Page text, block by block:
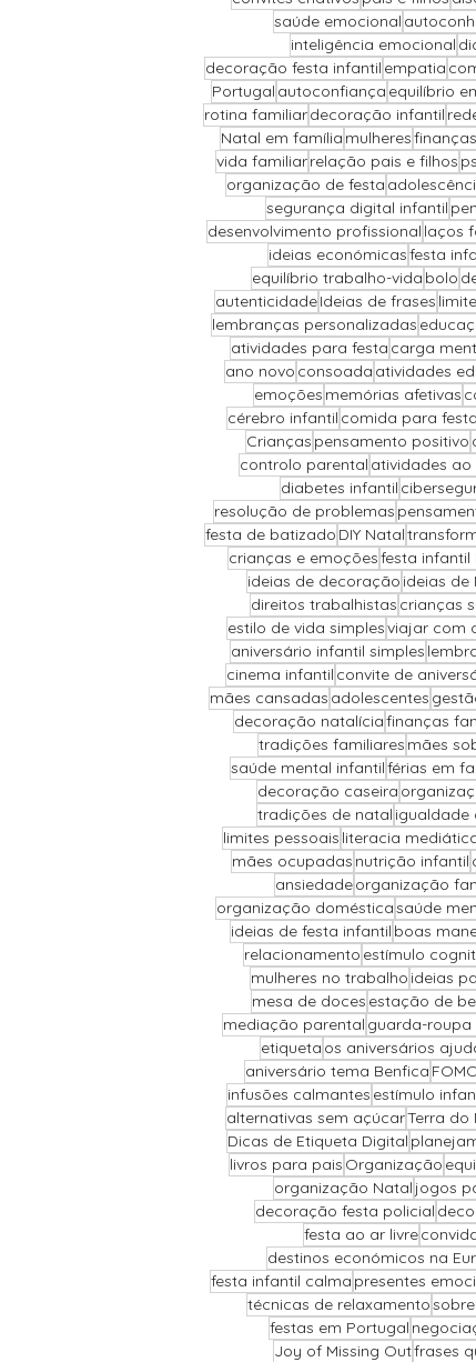
saúde emocional
inteligência emocional
decoração festa infantil empatia
Portugal autoconfiança equilíbrio
rotina familiardecoração infantil
Natal em família mulheres
vida familiarrelação pais e filhos
organização de festa
segurança digital infantil
desenvolvimento profissional laços
ideias económicasfesta
equilíbrio trabalho-vida bolo
autenticidadeIdeias de frases
lembranças personalizadas
atividades para festa carga
ano novo consoada atividades
emoções memórias afetivas
cérebro infantil comida para
Crianças pensamento positivo
controlo parental atividades ao
diabetes infantil
resolução de problemas
festa de batizado DIY Natal
crianças e emoçõesfesta infantil
ideias de decoração ideias de
direitos trabalhistas crianças
estilo de vida simplesviajar com
aniversário infantil simples
cinema infantil convite de
mães cansadas adolescentes
decoração natalíciafinanças
tradições familiares mães
saúde mental infantilférias em
decoração caseira
tradições de natal igualdade
limites pessoais literacia
mães ocupadas nutrição infantil
ansiedadeorganização
organização domésticasaúde
ideias de festa infantil boas
relacionamento estímulo
mulheres no trabalho ideias
mesa de doces estação de
mediação parental guarda-roupa
etiqueta os aniversários
aniversário tema Benfica
infusões calmantes estímulo
alternativas sem açúcarTerra do
Dicas de Etiqueta Digital
livros para pais Organização
organização Natal jogos
decoração festa policial
festa ao ar livre
destinos económicos na
festa infantil calma presentes
técnicas de relaxamento
festas em Portugal
Joy of Missing Outfrases